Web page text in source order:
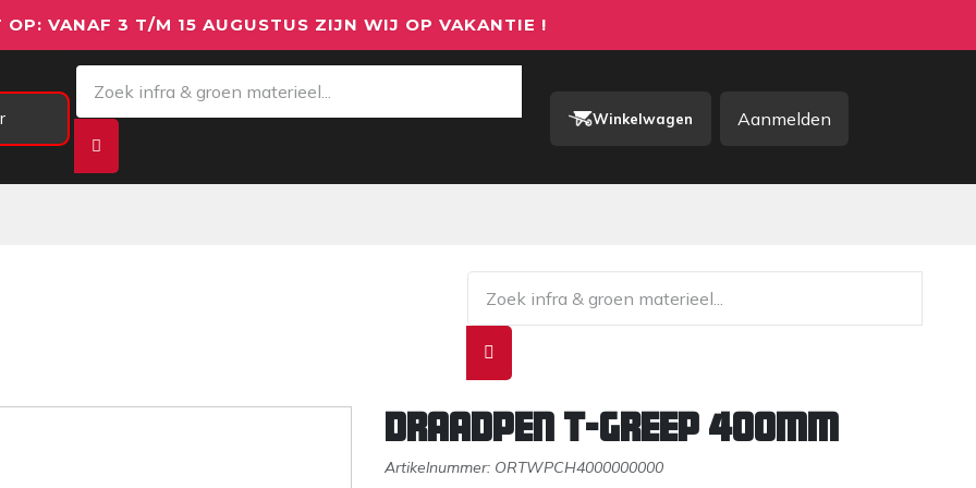
OP: VANAF 3 T/M 15 AUGUSTUS ZIJN WIJ OP VAKANTIE !
Winkelwagen Aanmelden
Draadpen T-greep 400mm
Artikelnummer: ORTWPCH4000000000